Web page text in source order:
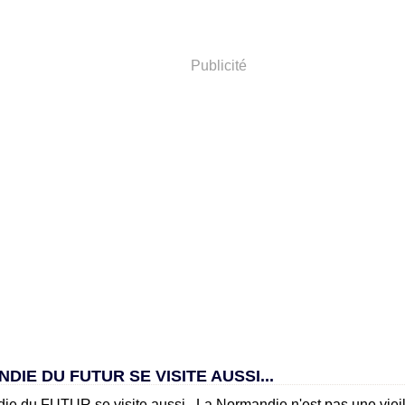
Publicité
DU FUTUR SE VISITE AUSSI...